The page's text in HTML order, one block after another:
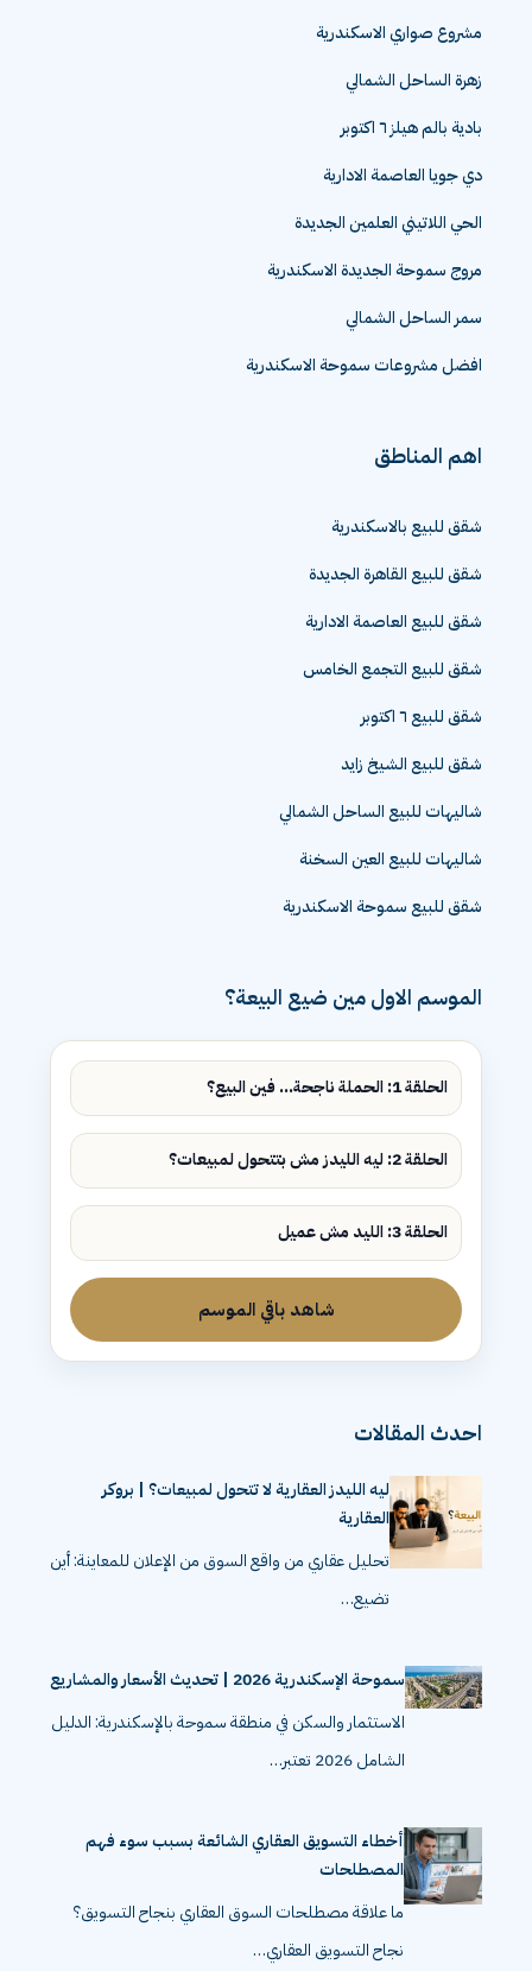
مشروع صواري الاسكندرية
زهرة الساحل الشمالي
بادية بالم هيلز ٦ اكتوبر
دي جويا العاصمة الادارية
الحي اللاتيني العلمين الجديدة
مروج سموحة الجديدة الاسكندرية
سمر الساحل الشمالي
افضل مشروعات سموحة الاسكندرية
اهم المناطق
شقق للبيع بالاسكندرية
شقق للبيع القاهرة الجديدة
شقق للبيع العاصمة الادارية
شقق للبيع التجمع الخامس
شقق للبيع ٦ اكتوبر
شقق للبيع الشيخ زايد
شاليهات للبيع الساحل الشمالي
شاليهات للبيع العين السخنة
شقق للبيع سموحة الاسكندرية
الموسم الاول مين ضيع البيعة؟
الحلقة 1: الحملة ناجحة... فين البيع؟
الحلقة 2: ليه الليدز مش بتتحول لمبيعات؟
الحلقة 3: الليد مش عميل
شاهد باقي الموسم
احدث المقالات
ليه الليدز العقارية لا تتحول لمبيعات؟ | بروكر
العقارية
تحليل عقاري من واقع السوق من الإعلان للمعاينة: أين
تضيع…
سموحة الإسكندرية 2026 | تحديث الأسعار والمشاريع
الاستثمار والسكن في منطقة سموحة بالإسكندرية: الدليل
الشامل 2026 تعتبر…
أخطاء التسويق العقاري الشائعة بسبب سوء فهم
المصطلحات
ما علاقة مصطلحات السوق العقاري بنجاح التسويق؟
نجاح التسويق العقاري…